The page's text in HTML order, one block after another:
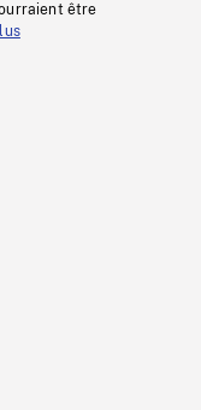
être